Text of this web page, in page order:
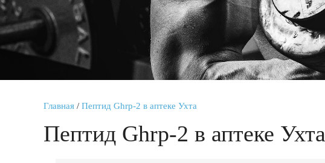
Главная / Пептид Ghrp-2 в аптеке Ухта
Пептид Ghrp-2 в аптеке Ухта